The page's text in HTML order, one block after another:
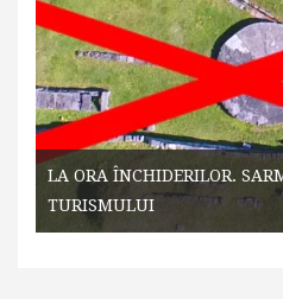
LA ORA ÎNCHIDERILOR.
TURISMULUI